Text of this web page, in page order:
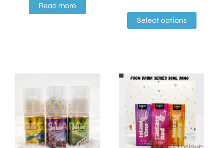
Read more
Select options